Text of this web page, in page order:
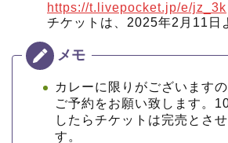
https://t.livepocket.jp/e/jz_3k
チケットは、2025年2月11日
カレーに限りがございます
ご予約をお願い致します。
したらチケットは完売とさ
す。